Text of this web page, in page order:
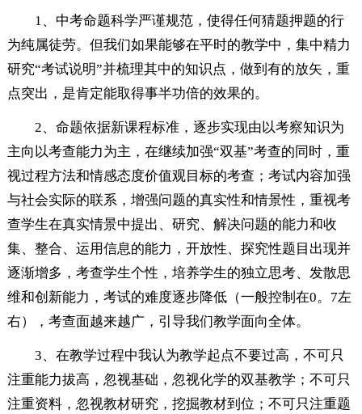
1、中考命题科学严谨规范，使得任何猜题押题的行
为纯属徒劳。但我们如果能够在平时的教学中，集中精力
研究“考试说明”并梳理其中的知识点，做到有的放矢，重
点突出，是肯定能取得事半功倍的效果的。
2、命题依据新课程标准，逐步实现由以考察知识为
主向以考查能力为主，在继续加强“双基”考查的同时，重
视过程方法和情感态度价值观目标的考查；考试内容加强
与社会实际的联系，增强问题的真实性和情景性，重视考
查学生在真实情景中提出、研究、解决问题的能力和收
集、整合、运用信息的能力，开放性、探究性题目出现并
逐渐增多，考查学生个性，培养学生的独立思考、发散思
维和创新能力，考试的难度逐步降低（一般控制在0。7左
右），考查面越来越广，引导我们教学面向全体。
3、在教学过程中我认为教学起点不要过高，不可只
注重能力拔高，忽视基础，忽视化学的双基教学；不可只
注重资料，忽视教材研究，挖掘教材到位；不可只注重题